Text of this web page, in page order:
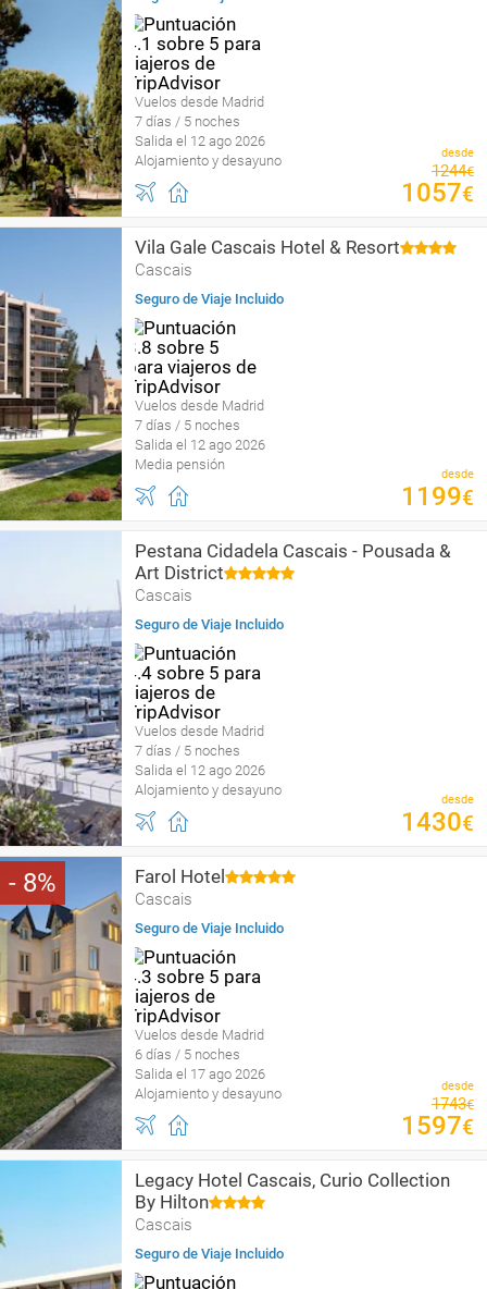
Vuelos desde Madrid
7 días / 5 noches
Salida el 12 ago 2026
Alojamiento y desayuno
desde
1244€
1057€
Vila Gale Cascais Hotel & Resort
Cascais
Seguro de Viaje Incluido
Vuelos desde Madrid
7 días / 5 noches
Salida el 12 ago 2026
Media pensión
desde
1199€
Pestana Cidadela Cascais - Pousada &
Art District
Cascais
Seguro de Viaje Incluido
Vuelos desde Madrid
7 días / 5 noches
Salida el 12 ago 2026
Alojamiento y desayuno
desde
1430€
8 Farol Hotel
Cascais
Seguro de Viaje Incluido
Vuelos desde Madrid
6 días / 5 noches
Salida el 17 ago 2026
Alojamiento y desayuno
desde
1743€
1597€
Legacy Hotel Cascais, Curio Collection
By Hilton
Cascais
Seguro de Viaje Incluido